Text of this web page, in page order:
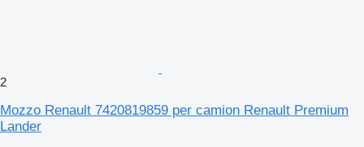
2
Mozzo Renault 7420819859 per camion Renault Premium
Lander